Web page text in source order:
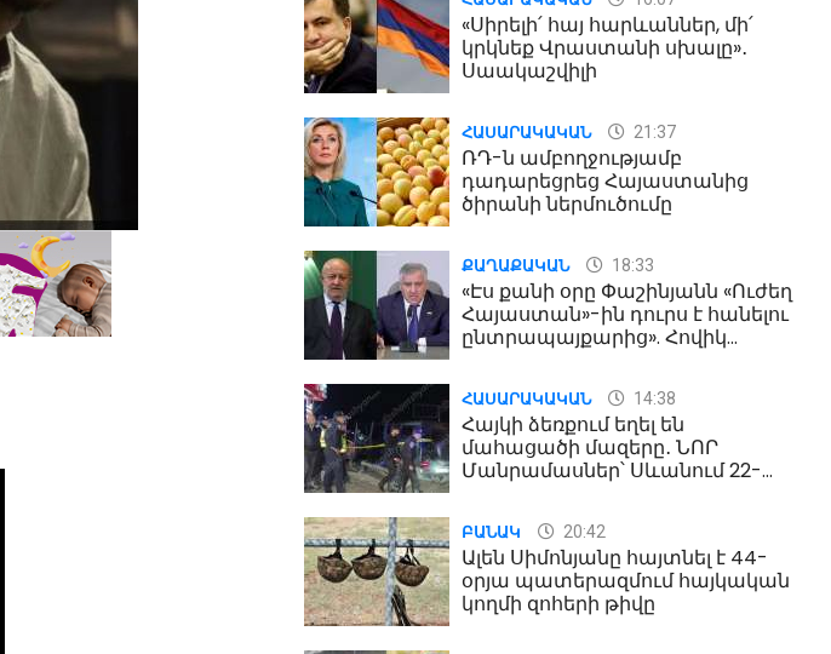
«Սիրելի՛ հայ հարևաններ, մի՛
կրկնեք Վրաստանի սխալը»․
Սաակաշվիլի
ՀԱՍԱՐԱԿԱԿԱՆ 21:37
ՌԴ-ն ամբողջությամբ
դադարեցրեց Հայաստանից
ծիրանի ներմուծումը
ՔԱՂԱՔԱԿԱՆ 18:33
«Էս քանի օրը Փաշինյանն «Ուժեղ
Հայաստան»-ին դուրս է հանելու
ընտրապայքարից». Հովիկ
ՀԱՍԱՐԱԿԱԿԱՆ 14:38
Հայկի ձեռքում եղել են
մահացածի մազերը․ ՆՈՐ
Մանրամասներ՝ Սևանում 22-
ԲԱՆԱԿ 20:42
Ալեն Սիմոնյանը հայտնել է 44-
օրյա պատերազմում հայկական
կողմի զոհերի թիվը